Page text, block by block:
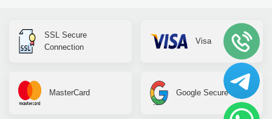
SSL Secure
Connection
Visa
MasterCard Google Secure